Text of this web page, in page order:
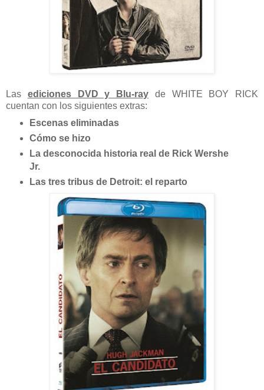
Las ediciones DVD y Blu-ray de WHITE BOY RICK
cuentan con los siguientes extras:
Escenas eliminadas
Cómo se hizo
La desconocida historia real de Rick Wershe
Jr.
Las tres tribus de Detroit: el reparto